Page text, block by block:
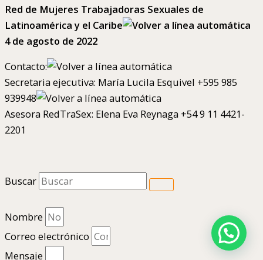
Red de Mujeres Trabajadoras Sexuales de
Latinoamérica y el Caribe
4 de agosto de 2022
Contacto:
Secretaria ejecutiva: María Lucila Esquivel +595 985
939948
Asesora RedTraSex: Elena Eva Reynaga +54 9 11 4421-
2201
Buscar
Nombre
Correo electrónico
Mensaje